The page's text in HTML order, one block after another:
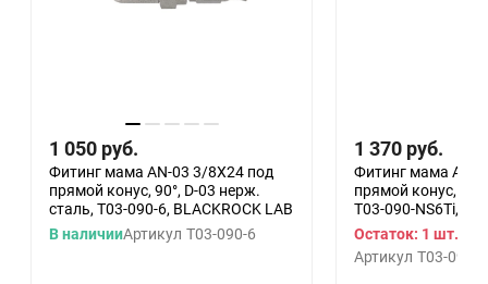
1 050 руб.
Фитинг мама AN-03 3/8X24 под
прямой конус, 90°, D-03 нерж.
сталь, T03-090-6, BLACKROCK LAB
В наличииАртикул T03-090-6
1 370 руб.
Фитинг мама AN-
прямой конус,
T03-090-NS6Ti,
Остаток: 1 шт.
Артикул T03-090-